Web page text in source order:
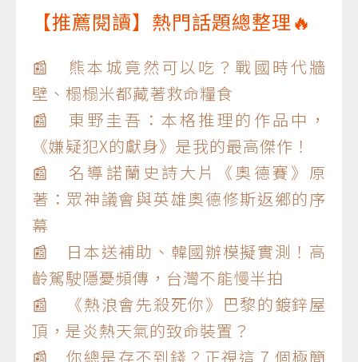
【推薦閱讀】熱門話題總整理🔥
📰 熊本城竟然可以吃？戰國時代牆
壁、榻榻米都藏著救命糧食
📰 東野圭吾：本格推理的作品中，
《嫌疑犯X的獻身》是我的最高傑作！
📰 名導諾蘭史詩大片《奧德賽》原
著：眾神議會與英雄奧德修斯返鄉的序
幕
📰 日本送補助、韓國辦模擬實測！高
齡駕駛隱憂頻傳，台灣不能慢半拍
📰 《熱浪會先殺死你》巴黎的鍍鋅屋
頂，是炎熱天氣的致命裝置？
📰 你總是存不到錢？正視這 7 個極簡